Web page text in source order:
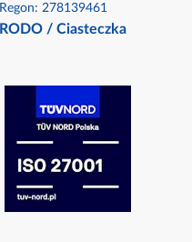
Regon: 278139461
RODO / Ciasteczka